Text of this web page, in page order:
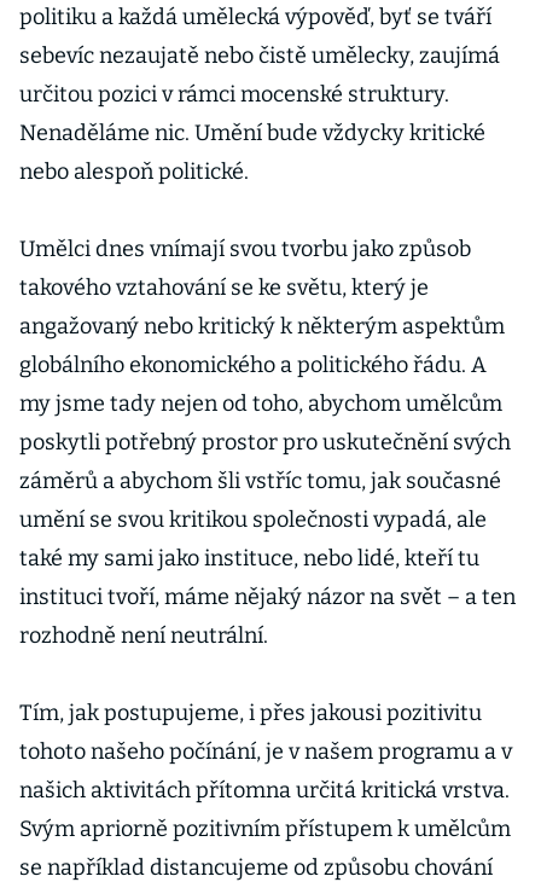
politiku a každá umělecká výpověď, byť se tváří
sebevíc nezaujatě nebo čistě umělecky, zaujímá
určitou pozici v rámci mocenské struktury.
Nenaděláme nic. Umění bude vždycky kritické
nebo alespoň politické.
Umělci dnes vnímají svou tvorbu jako způsob
takového vztahování se ke světu, který je
angažovaný nebo kritický k některým aspektům
globálního ekonomického a politického řádu. A
my jsme tady nejen od toho, abychom umělcům
poskytli potřebný prostor pro uskutečnění svých
záměrů a abychom šli vstříc tomu, jak současné
umění se svou kritikou společnosti vypadá, ale
také my sami jako instituce, nebo lidé, kteří tu
instituci tvoří, máme nějaký názor na svět – a ten
rozhodně není neutrální.
Tím, jak postupujeme, i přes jakousi pozitivitu
tohoto našeho počínání, je v našem programu a v
našich aktivitách přítomna určitá kritická vrstva.
Svým apriorně pozitivním přístupem k umělcům
se například distancujeme od způsobu chování